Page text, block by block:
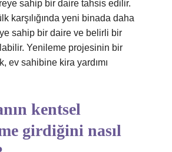
sahip bir daire tahsis edilir.
karşılığında yeni binada daha
sahip bir daire ve belirli bir
Yenileme projesinin bir
ev sahibine kira yardımı
kentsel
girdiğini nasıl